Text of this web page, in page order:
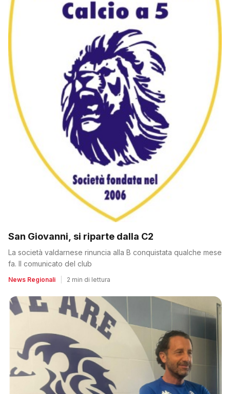
San Giovanni, si riparte dalla C2
La società valdarnese rinuncia alla B conquistata qualche mese
fa. Il comunicato del club
News Regionali 2 min di lettura